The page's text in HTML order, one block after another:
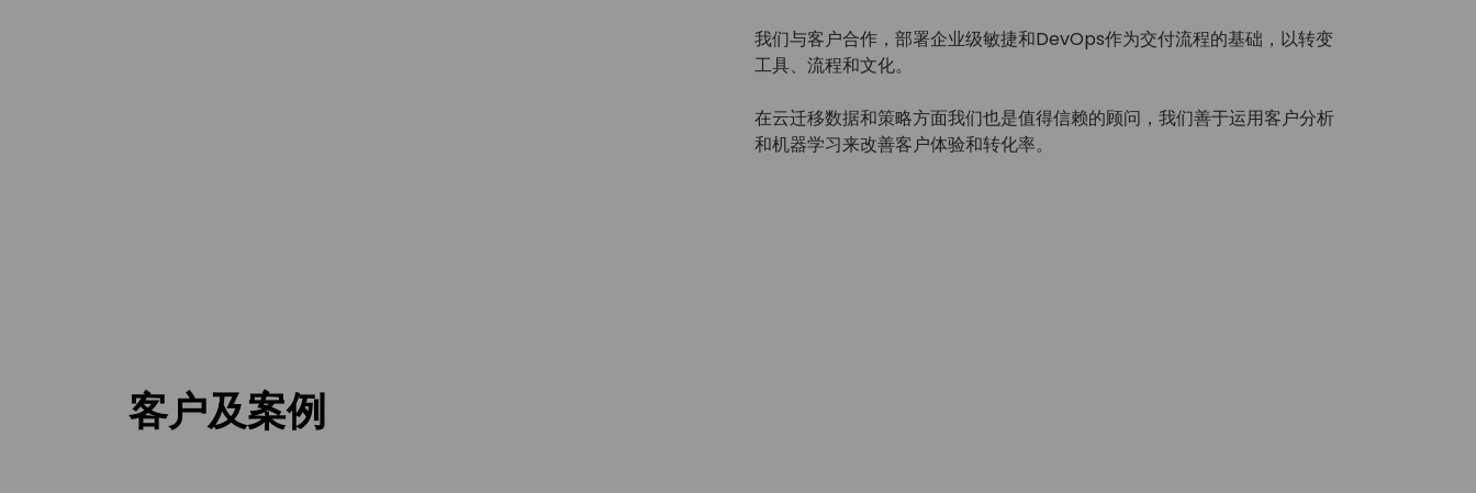
我们与客户合作，​​部署企业级敏捷和DevOps作为交付流程的基础，以转变
工具、流程和文化。
在云迁移数据和策略方面我们也是值得信赖的顾问，我们善于运用客户分析
和机器学习来改善客户体验和转化率。
客户及案例